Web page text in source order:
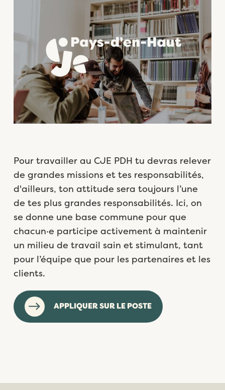
Pour travailler au CJE PDH tu devras relever
de grandes missions et tes responsabilités,
d'ailleurs, ton attitude sera toujours l’une
de tes plus grandes responsabilités. Ici, on
se donne une base commune pour que
chacun·e participe activement à maintenir
un milieu de travail sain et stimulant, tant
pour l’équipe que pour les partenaires et les
clients.
APPLIQUER SUR LE POSTE